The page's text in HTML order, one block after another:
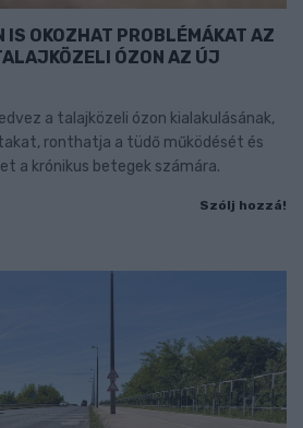
IS OKOZHAT PROBLÉMÁKAT AZ
ÓZON AZ ÚJ
a talajközeli ózon kialakulásának,
ronthatja a tüdő működését és
a krónikus betegek számára.
Szólj hozzá!